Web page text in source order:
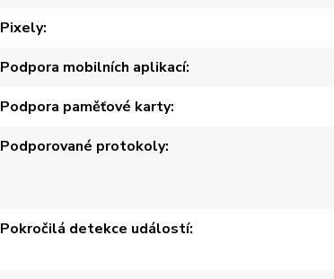
Pixely
Podpora mobilních aplikací
Podpora paměťové karty
Podporované protokoly
Pokročilá detekce událostí